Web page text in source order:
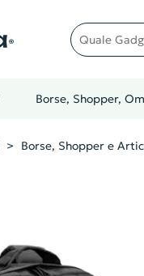
Quale gadget
Borse, Shopper,
Borse, Shopper e